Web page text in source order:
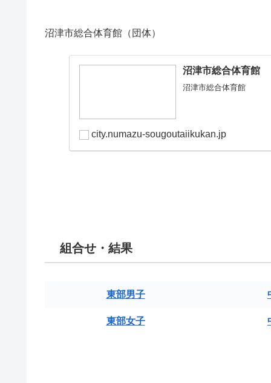
沼津市総合体育館（団体）
沼津市総合体育館
沼津市総合体育館
city.numazu-sougoutaiikukan.jp
組合せ・結果
東部男子
東部女子